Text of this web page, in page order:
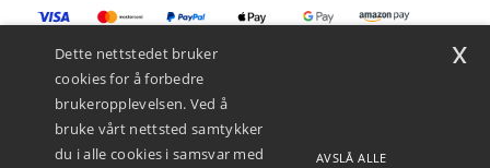
Dette nettstedet bruker
cookies for å forbedre
brukeropplevelsen. Ved å
bruke vårt nettsted samtykker
du i alle cookies i samsvar med
AVSLÅ ALLE
x